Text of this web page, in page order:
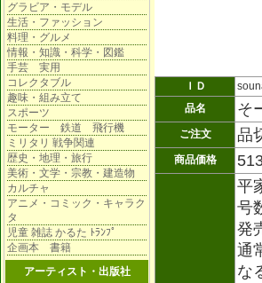
グラビア・モデル
生活・ファッション
料理・グルメ
情報・知識・科学・図鑑
手芸 実用
コレクタブル
趣味・組み立て
スポーツ
モーター 鉄道 飛行機
ミリタリ 戦争関連
歴史・地理・旅行
美術・文学・宗教・建造物
カルチャ
アニメ・コミック・キャラク
タ
児童 雑誌 かるた ﾄﾗﾝﾌﾟ
企画本 書籍
アーティスト・出版社
ＩＤ
品名
そ
ご注文 品
商品価格
平
号
発
通
な